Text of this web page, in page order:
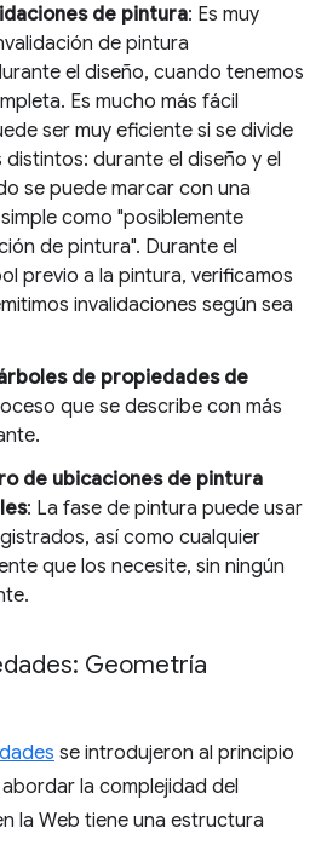
de pintura: Es muy
de pintura
el diseño, cuando tenemos
Es mucho más fácil
ser muy eficiente si se divide
durante el diseño y el
se puede marcar con una
como "posiblemente
de pintura". Durante el
previo a la pintura, verificamos
invalidaciones según sea
de propiedades de
que se describe con más
de ubicaciones de pintura
: La fase de pintura puede usar
así como cualquier
que los necesite, sin ningún
Geometría
se introdujeron al principio
la complejidad del
la Web tiene una estructura